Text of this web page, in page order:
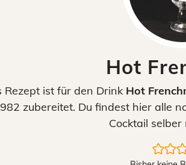
Hot
Rezept ist für den Drink Hot
zubereitet. Du findest hier alle
Cocktail